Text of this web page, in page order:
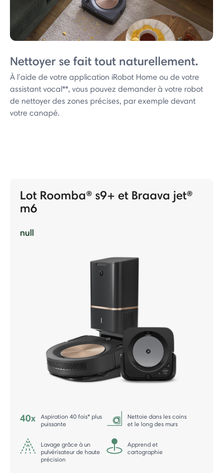
Nettoyer se fait tout naturellement.
À l’aide de votre application iRobot Home ou de votre
assistant vocal**, vous pouvez demander à votre robot
de nettoyer des zones précises, par exemple devant
votre canapé.
Lot Roomba® s9+ et Braava jet®
m6
null
Aspiration 40 fois* plus
puissante
Nettoie dans les coins
et le long des murs
Lavage grâce à un
pulvérisateur de haute
précision
Apprend et
cartographie